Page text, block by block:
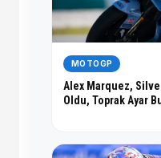
MOTOGP
Alex Marquez,
Oldu, Toprak Ayar